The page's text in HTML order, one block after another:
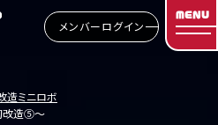
メンバーログイン
MENU
造ミニロボ
改造⑤～